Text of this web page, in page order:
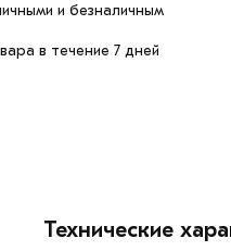
и безналичным
в течение 7 дней
Технические